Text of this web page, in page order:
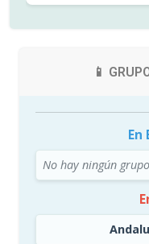
📱
En
No hay ningún